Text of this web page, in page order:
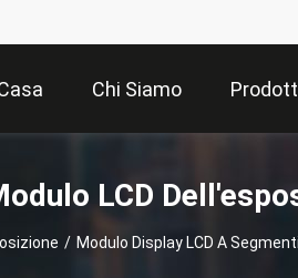
Chi Siamo
LCD
/ Modulo Display LCD A